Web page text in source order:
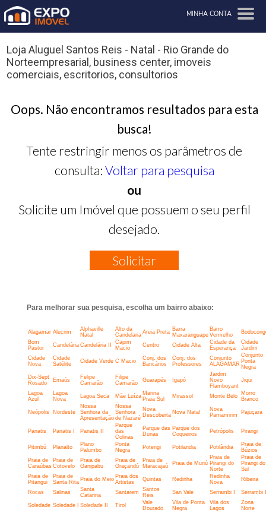
MINHA CONTA
Loja Aluguel Santos Reis - Natal - Rio Grande do
Norteempresarial, business center, imoveis
comerciais, escritorios, consultorios
Oops. Não encontramos resultados para esta
busca!
Tente restringir menos os parâmetros de
consulta: Voltar para pesquisa
ou
Solicite um Imóvel que possuem o seu perfil
desejado.
Solicitar
Para melhorar sua pesquisa, escolha um bairro abaixo:
Alagamar Alecrim
Alphaville
Natal
Alto da
Candelaria Areia Preta Barra
Maxaranguape
Barro
Vermelho
Bom
Pastor
Candelária Candelária II
Capim
Macio
Centro Cidade Alta
Cidade da
Esperança
Cidade
Jardim
Cidade
Nova
Cidade
Satélite
Cidade Verde C Macio
Conj. dos
Bancários
Conj. dos
Professores
Conjunto
ALAGAMAR
Conjunto
Ponta
Negra
Dix-Sept
Rosado
Emaús
Felipe
Camarão
Filipe
Camarão
Guarapés Igapó
Jardim
Novo
Flamboyant
Jiqui
Lagoa
Azul
Lagoa
Nova
Lagoa Seca Mãe Luíza Marina
Praia Sul
Mirassol Monte Belo
Morro
Branco
Neópolis Nordeste
Nossa
Senhora da
Apresentação
Nossa
Senhora
de Nazaré
Nova
Descoberta Nova Natal
Nova
Parnamirim
Pajuçara
Panatis Panatis I Panatis II
Parque
das
Colinas
Parque das
Dunas
Parque dos
Coqueiros
Petrópolis Pirangi
Pitimbú Planalto
Plano
Palumbo
Ponta
Negra
Potengi Potilandia Potilândia
Praia de
Búzios
Praia de
Caraúbas
Praia de
Cotovelo
Praia de
Ganipabu
Praia de
Graçandú
Praia de
Maracajaú
Praia de Muriú
Praia de
Pirangi do
Norte
Praia de
Pirangi do
Sul
Praia de
Pitangui
Praia de
Santa Rita Praia do Meio Praia dos
Artistas
Quintas Redinha
Redinha
Nova
Ribeira
Rocas Salinas
Santa
Catarina
Santarem
Santos
Reis
San Vale Serrambi I Serrambi
Soledade Soledade I Soledade II Tirol
Vale
Dourado
Vila de Ponta
Negra
Vila dos
Lagos
Zona
Norte